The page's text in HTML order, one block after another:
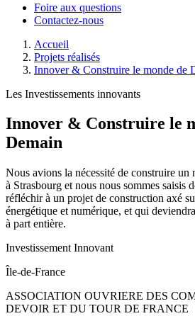
Foire aux questions
Contactez-nous
Accueil
Projets réalisés
Innover & Construire le monde de
Les Investissements innovants
Innover & Construire le
Demain
Nous avions la nécessité de construire un
à Strasbourg et nous nous sommes saisis
réfléchir à un projet de construction axé
énergétique et numérique, et qui
à part entière.
Investissement Innovant
Île-de-France
ASSOCIATION OUVRIERE DES
DEVOIR ET DU TOUR DE FRANCE